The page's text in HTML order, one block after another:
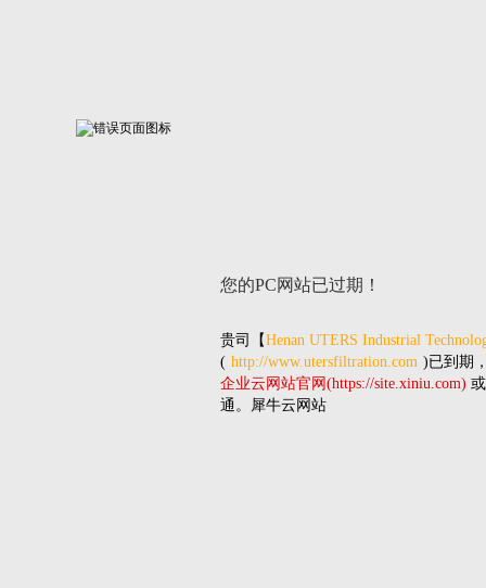
您的PC网站已过期！
贵司 【Henan UTERS Industrial
( http://www.utersfiltration.com )已到期
企业云网站官网(https://site.xiniu.com)
通。犀牛云网站